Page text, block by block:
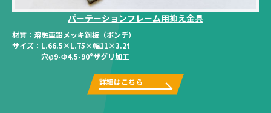
パーテーションフレーム用抑え金具
材質： 溶融亜鉛メッキ鋼板（ボンデ）
サイズ： L.66.5×L.75×幅11×3.2t
穴φ9-Φ4.5-90°ザグリ加工
詳細はこちら